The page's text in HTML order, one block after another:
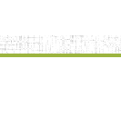
Générale